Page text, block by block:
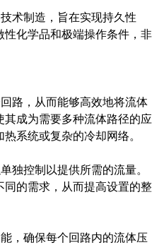
术制造，旨在实现持久性
化学品和极端操作条件，非
路，从而能够高效地将流体
成为需要多种流体路径的应
系统或复杂的冷却网络。
独控制以提供所需的流量。
的需求，从而提高设置的整
，确保每个回路内的流体压